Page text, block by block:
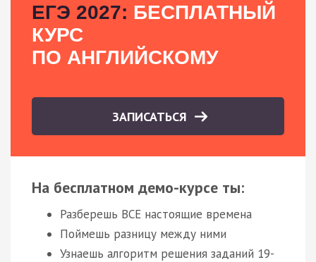
ЕГЭ 2027: БЕСПЛАТНЫЙ
КУРС
ПО АНГЛИЙСКОМУ
ЗАПИСАТЬСЯ
На бесплатном демо-курсе ты:
Разберешь ВСЕ настоящие времена
Поймешь разницу между ними
Узнаешь алгоритм решения заданий 19-